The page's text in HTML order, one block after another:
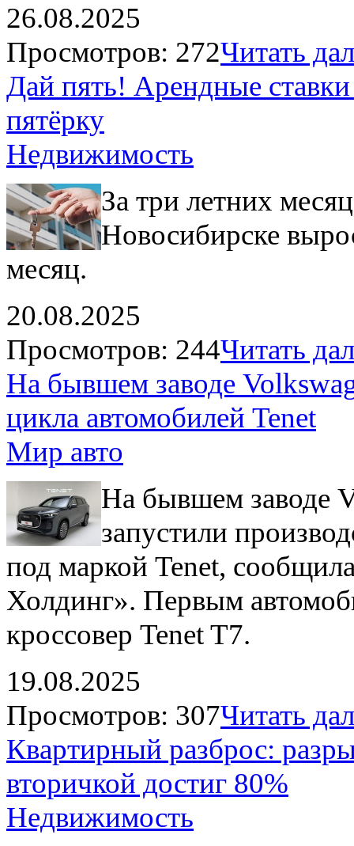
26.08.2025
Просмотров: 272Читать
Дай пять! Арендные
пятёрку
Недвижимость
За три летних
Новосибирске
месяц.
20.08.2025
Просмотров: 244Читать
На бывшем заводе
цикла автомобилей Tenet
Мир авто
На бывшем заводе
запустили
под маркой Tenet,
Холдинг». Первым
кроссовер Tenet T7.
19.08.2025
Просмотров: 307Читать
Квартирный разброс:
вторичкой достиг 80%
Недвижимость